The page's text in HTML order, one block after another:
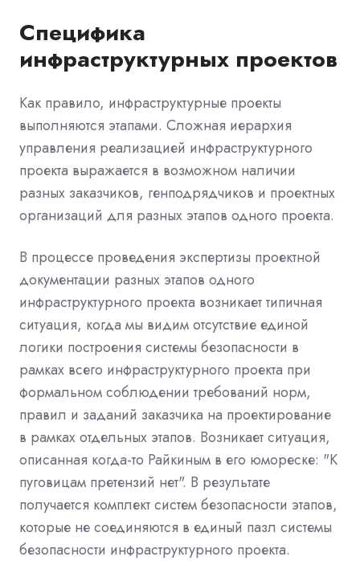
Специфика
инфраструктурных проектов
Как правило, инфраструктурные проекты
выполняются этапами. Сложная иерархия
управления реализацией инфраструктурного
проекта выражается в возможном наличии
разных заказчиков, генподрядчиков и проектных
организаций для разных этапов одного проекта.
В процессе проведения экспертизы проектной
документации разных этапов одного
инфраструктурного проекта возникает типичная
ситуация, когда мы видим отсутствие единой
логики построения системы безопасности в
рамках всего инфраструктурного проекта при
формальном соблюдении требований норм,
правил и заданий заказчика на проектирование
в рамках отдельных этапов. Возникает ситуация,
описанная когда-то Райкиным в его юмореске: "К
пуговицам претензий нет". В результате
получается комплект систем безопасности этапов,
которые не соединяются в единый пазл системы
безопасности инфраструктурного проекта.